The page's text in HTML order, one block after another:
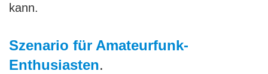
kann.
Szenario für Amateurfunk-
Enthusiasten.